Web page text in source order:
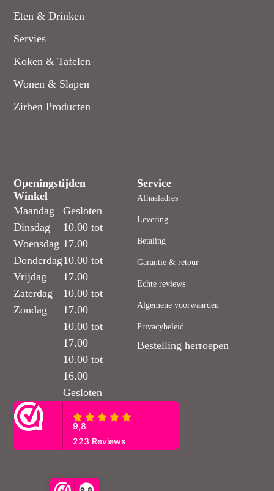
Eten & Drinken
Servies
Koken & Tafelen
Wonen & Slapen
Zirben Producten
Openingstijden
Winkel
Maandag
Dinsdag
Woensdag
Donderdag
Vrijdag
Zaterdag
Zondag
Gesloten
10.00 tot
17.00
10.00 tot
17.00
10.00 tot
17.00
10.00 tot
17.00
10.00 tot
16.00
Gesloten
Service
Afhaaladres
Levering
Betaling
Garantie & retour
Echte reviews
Algemene voorwaarden
Privacybeleid
Bestelling herroepen